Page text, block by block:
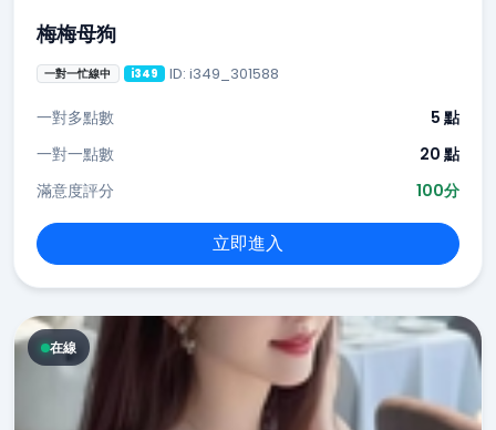
梅梅母狗
一對一忙線中 i349 ID: i349_301588
一對多點數
5 點
一對一點數
20 點
滿意度評分
100分
立即進入
在線